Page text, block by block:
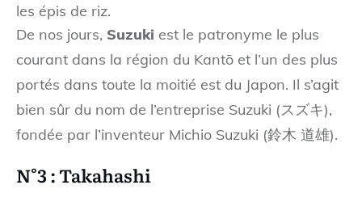
les épis de riz.
De nos jours, Suzuki est le patronyme le plus
courant dans la région du Kantō et l’un des plus
portés dans toute la moitié est du Japon. Il s’agit
bien sûr du nom de l’entreprise Suzuki (スズキ),
fondée par l’inventeur Michio Suzuki (鈴木 道雄).
N°3 : Takahashi